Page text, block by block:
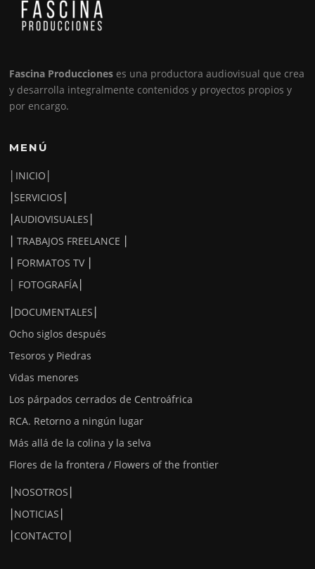
Fascina Producciones es una productora audiovisual que crea
y desarrolla integralmente contenidos y proyectos propios y
por encargo.
MENÚ
│INICIO│
⎮SERVICIOS⎮
⎮AUDIOVISUALES⎮
⎮ TRABAJOS FREELANCE ⎮
⎮ FORMATOS TV ⎮
│ FOTOGRAFÍA⎮
⎮DOCUMENTALES⎮
Ocho siglos después
Tesoros y Piedras
Vidas menores
Los párpados cerrados de Centroáfrica
RCA. Retorno a ningún lugar
Más allá de la colina y la selva
Flores de la frontera / Flowers of the frontier
⎮NOSOTROS⎮
⎮NOTICIAS⎮
⎮CONTACTO⎮